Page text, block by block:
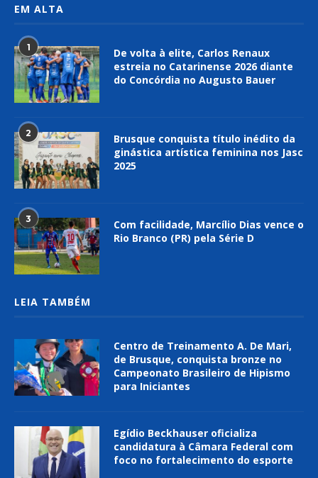
EM ALTA
1
De volta à elite, Carlos Renaux
estreia no Catarinense 2026 diante
do Concórdia no Augusto Bauer
2
Brusque conquista título inédito da
ginástica artística feminina nos Jasc
2025
3
Com facilidade, Marcílio Dias vence o
Rio Branco (PR) pela Série D
LEIA TAMBÉM
Centro de Treinamento A. De Mari,
de Brusque, conquista bronze no
Campeonato Brasileiro de Hipismo
para Iniciantes
Egídio Beckhauser oficializa
candidatura à Câmara Federal com
foco no fortalecimento do esporte